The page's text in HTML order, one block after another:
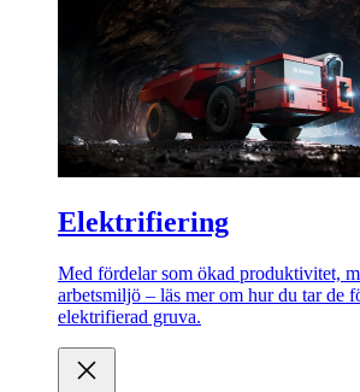
Elektrifiering
Med fördelar som ökad produktivitet,
arbetsmiljö – läs mer om hur du tar de
elektrifierad gruva.